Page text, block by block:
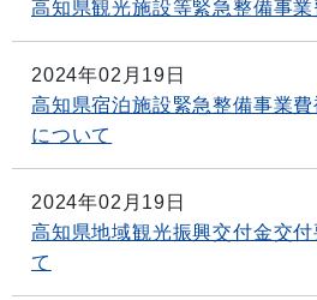
高知県観光施設等緊急整備事
2024年02月19日
高知県宿泊施設緊急整備事業
について
2024年02月19日
高知県地域観光振興交付金交
て